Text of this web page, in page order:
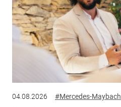
04.08.2026 #Mercedes-Maybach